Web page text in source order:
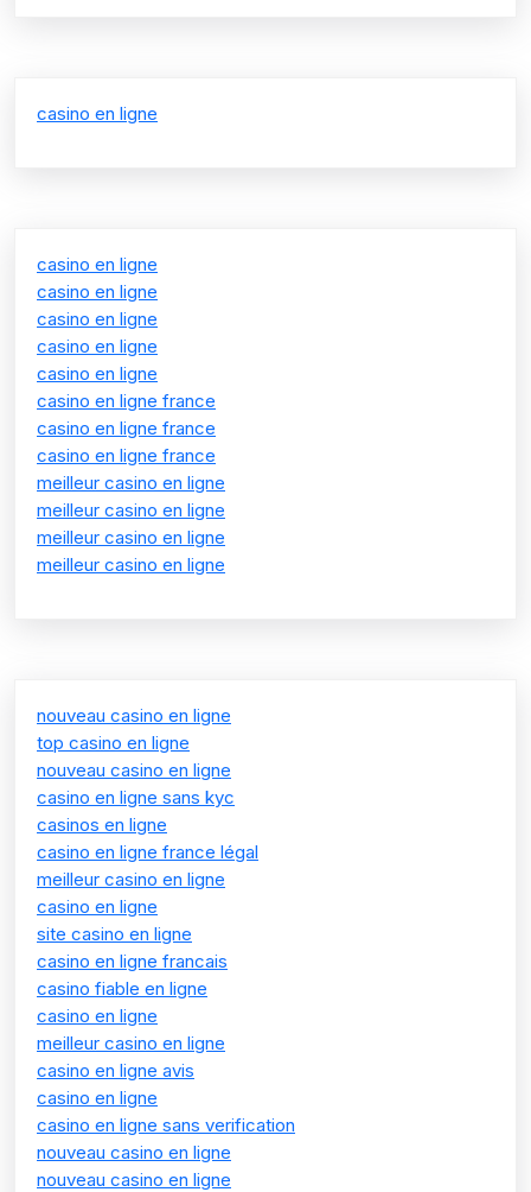
casino en ligne
casino en ligne
casino en ligne
casino en ligne
casino en ligne
casino en ligne
casino en ligne france
casino en ligne france
casino en ligne france
meilleur casino en ligne
meilleur casino en ligne
meilleur casino en ligne
meilleur casino en ligne
nouveau casino en ligne
top casino en ligne
nouveau casino en ligne
casino en ligne sans kyc
casinos en ligne
casino en ligne france légal
meilleur casino en ligne
casino en ligne
site casino en ligne
casino en ligne francais
casino fiable en ligne
casino en ligne
meilleur casino en ligne
casino en ligne avis
casino en ligne
casino en ligne sans verification
nouveau casino en ligne
nouveau casino en ligne